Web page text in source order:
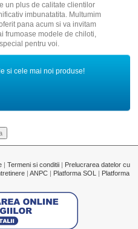
un plus de calitate clientilor
imbunatatita. Multumim
pana acum si va invitam
frumoase modele de chiloti,
pentru voi.
si cele mai noi produse!
| Termeni si conditii | Prelucrarea datelor cu
| ANPC | Platforma SOL | Platforma